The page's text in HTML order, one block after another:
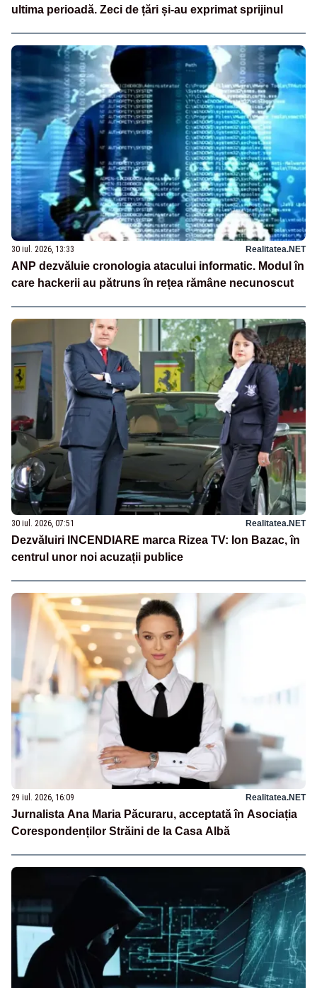
ultima perioadă. Zeci de țări și-au exprimat sprijinul
30 iul. 2026, 13:33 Realitatea.NET
ANP dezvăluie cronologia atacului informatic. Modul în
care hackerii au pătruns în rețea rămâne necunoscut
30 iul. 2026, 07:51 Realitatea.NET
Dezvăluiri INCENDIARE marca Rizea TV: Ion Bazac, în
centrul unor noi acuzații publice
29 iul. 2026, 16:09 Realitatea.NET
Jurnalista Ana Maria Păcuraru, acceptată în Asociația
Corespondenților Străini de la Casa Albă